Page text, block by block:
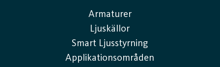
Armaturer
Ljuskällor
Smart Ljusstyrning
Applikationsområden